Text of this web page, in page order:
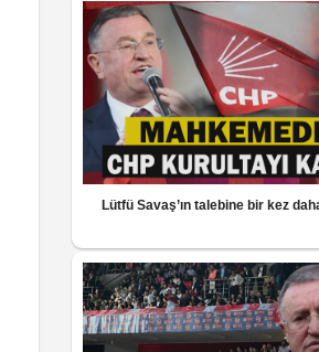
Lütfü Savaş’ın talebine bir kez daha